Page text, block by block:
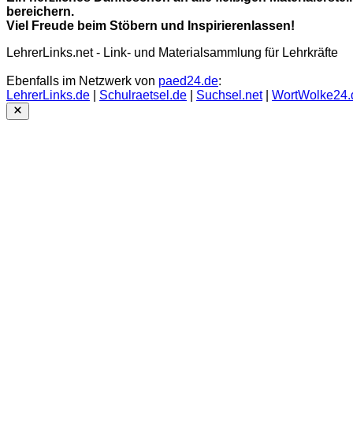
bereichern.
Viel Freude beim Stöbern und Inspirierenlassen!
LehrerLinks.net - Link- und Materialsammlung für Lehrkräfte
Ebenfalls im Netzwerk von paed24.de:
LehrerLinks.de
Schulraetsel.de Suchsel.net|
Close